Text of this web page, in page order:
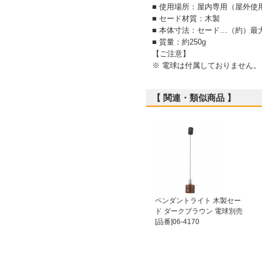
■ 使用場所：屋内専用（屋外使
■ セード材質：木製
■ 本体寸法：セード…（約）最
■ 質量：約250g
【ご注意】
※ 電球は付属しておりません。
【 関連・類似商品 】
ペンダントライト 木製セー
ド ダークブラウン 電球別売
[品番]06-4170